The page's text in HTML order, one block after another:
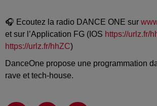
🎧 Ecoutez la radio DANCE ONE sur
et sur l’Application FG (IOS https://urlz.fr/
https://urlz.fr/hhZC)
DanceOne propose une programmation
rave et tech-house.